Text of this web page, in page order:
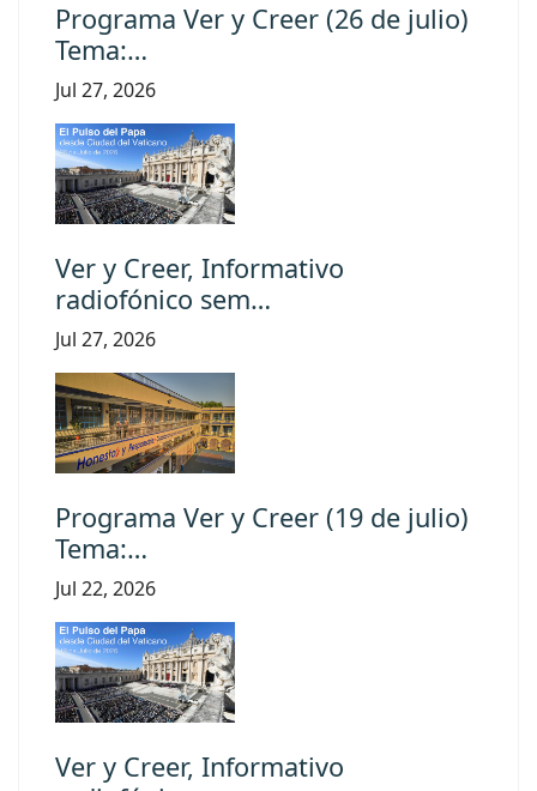
Programa Ver y Creer (26 de julio)
Tema:…
Jul 27, 2026
Ver y Creer, Informativo
radiofónico sem…
Jul 27, 2026
Programa Ver y Creer (19 de julio)
Tema:…
Jul 22, 2026
Ver y Creer, Informativo